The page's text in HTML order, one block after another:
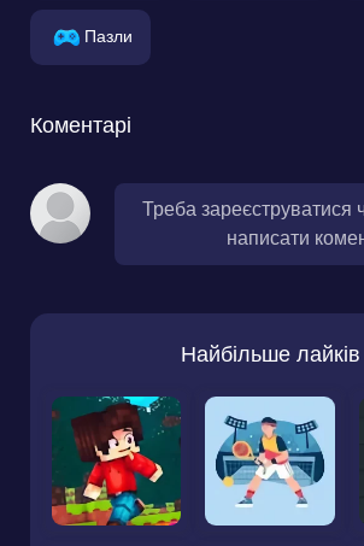
Пазли
Коментарі
Треба зареєструватися
написати
Найбільше лайків